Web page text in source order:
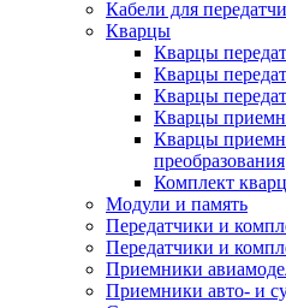
Кабели для
Кварцы
Кварцы
Кварцы
Кварцы
Кварцы
Кварцы
преобразования
Комплект
Модули и память
Передатчики и
Передатчики и
Приемники
Приемники авто- и